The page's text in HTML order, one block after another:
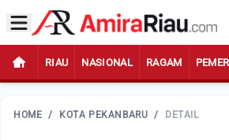
RIAU NASIONAL RAGAM
HOME / KOTA PEKANBARU / DETAIL